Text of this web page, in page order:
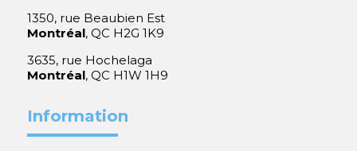
1350, rue Beaubien Est
Montréal, QC H2G 1K9
3635, rue Hochelaga
Montréal, QC H1W 1H9
Information